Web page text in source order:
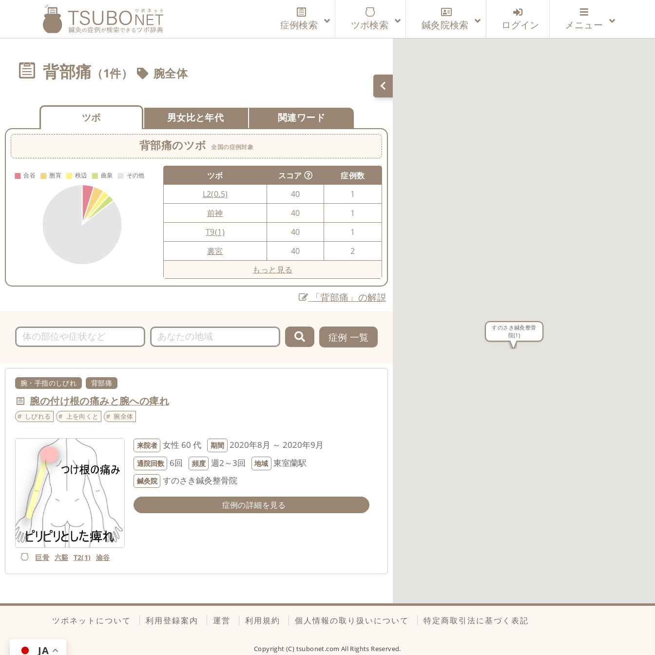
症例検索 ツボ検索 鍼灸院検索 ログイン メニュー
背部痛 （1件） 腕全体
ツボ 男女比と年代 関連ワード
背部痛のツボ 全国の症例対象
ツボ スコア
症例数
L2(0.5)
40
1
前神
40
1
T9(1)
40
1
裏宮
40
2
もっと見る
「背部痛」の解説
症例 一覧
腕・手指のしびれ 背部痛
腕の付け根の痛みと腕への痺れ
しびれる 上を向くと 腕全体
巨骨 六谿 T2(1) 渝谷
来院者 女性 60 代 期間 2020年8月 ～ 2020年9月
通院回数 6回 頻度 週2～3回 地域 東室蘭駅
鍼灸院 すのさき鍼灸整骨院
症例の詳細を見る
すのさき鍼灸整骨
院(1)
ツボネットについて 利用登録案内 運営 利用規約 個人情報の取り扱いについて 特定商取引法に基づく表記
Copyright (C) tsubonet.com All Rights Reserved.
JA